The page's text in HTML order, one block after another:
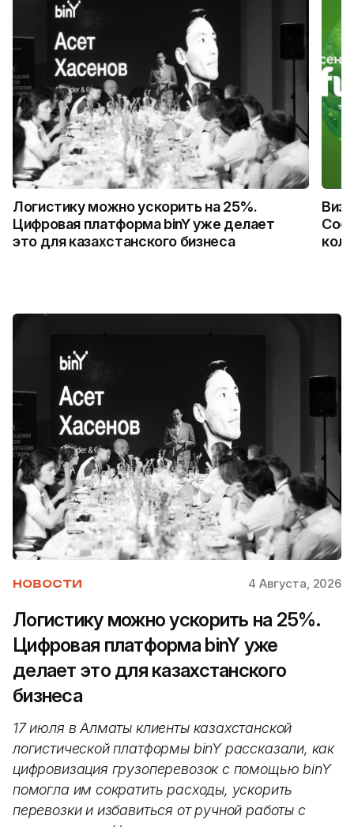
Логистику можно ускорить на 25%.
Цифровая платформа binY уже делает
это для казахстанского бизнеса
НОВОСТИ 4 Августа, 2026
Логистику можно ускорить на 25%.
Цифровая платформа binY уже
делает это для казахстанского
бизнеса
17 июля в Алматы клиенты казахстанской
логистической платформы binY рассказали, как
цифровизация грузоперевозок с помощью binY
помогла им сократить расходы, ускорить
перевозки и избавиться от ручной работы с